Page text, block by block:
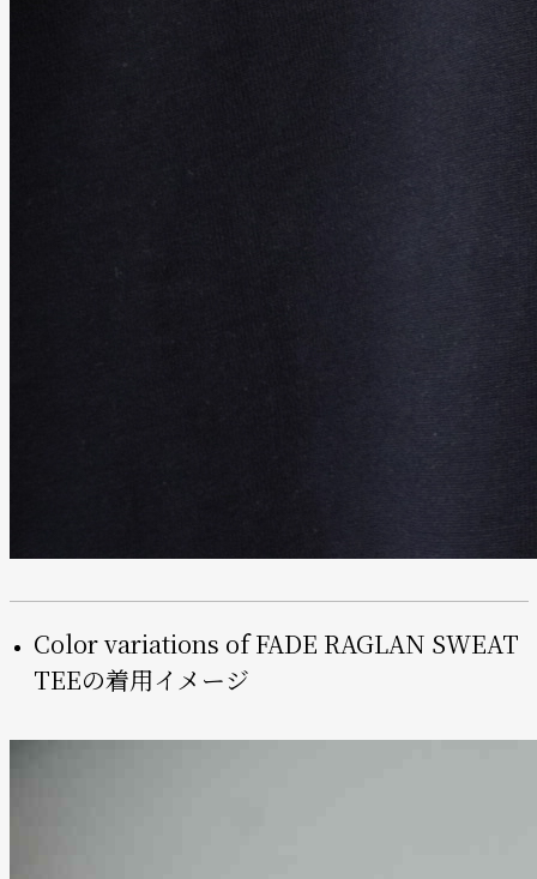
Color variations of FADE RAGLAN SWEAT
TEEの着用イメージ